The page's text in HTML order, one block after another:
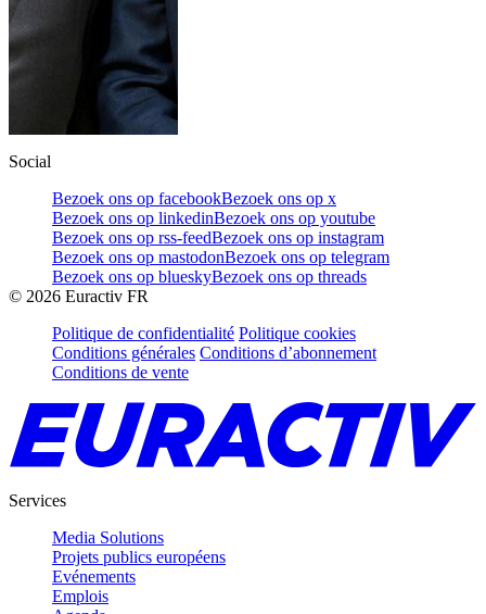
Social
Bezoek ons op facebookBezoek ons op x
Bezoek ons op linkedinBezoek ons op youtube
Bezoek ons op rss-feedBezoek ons op instagram
Bezoek ons op mastodonBezoek ons op telegram
Bezoek ons op blueskyBezoek ons op threads
© 2026 Euractiv FR
Politique de confidentialité Politique cookies
Conditions générales Conditions d’abonnement
Conditions de vente
Services
Media Solutions
Projets publics européens
Evénements
Emplois